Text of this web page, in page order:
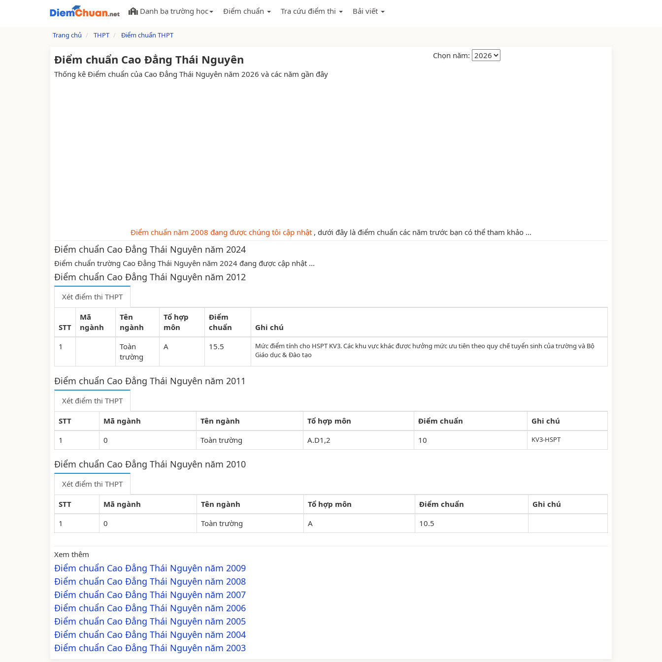
Danh bạ trường học Điểm chuẩn Tra cứu điểm thi Bải viết
Trang chủ THPT Điểm chuẩn THPT
Điểm chuẩn Cao Đẳng Thái Nguyên
Thống kê Điểm chuẩn của Cao Đẳng Thái Nguyên năm 2026 và các năm gần đây
Chọn năm:
Điểm chuẩn năm 2008 đang được chúng tôi cập nhật , dưới đây là điểm chuẩn các năm trước bạn có thể tham khảo ...
Điểm chuẩn Cao Đẳng Thái Nguyên năm 2024
Điểm chuẩn trường Cao Đẳng Thái Nguyên năm 2024 đang được cập nhật ...
Điểm chuẩn Cao Đẳng Thái Nguyên năm 2012
Xét điểm thi THPT
STT
Mã
ngành
Tên
ngành
Tổ hợp
môn
Điểm
chuẩn
Ghi chú
1
Toàn
trường
A 15.5
Mức điểm tính cho HSPT KV3. Các khu vực khác được hưởng mức ưu tiên theo quy chế tuyển sinh của trường và Bộ
Giáo dục & Đào tạo
Điểm chuẩn Cao Đẳng Thái Nguyên năm 2011
Xét điểm thi THPT
STT Mã ngành Tên ngành Tổ hợp môn Điểm chuẩn
Ghi chú
1
0 Toàn trường A.D1,2 10 KV3-HSPT
Điểm chuẩn Cao Đẳng Thái Nguyên năm 2010
Xét điểm thi THPT
STT Mã ngành Tên ngành Tổ hợp môn Điểm chuẩn
Ghi chú
1
0 Toàn trường A 10.5
Xem thêm
Điểm chuẩn Cao Đẳng Thái Nguyên năm 2009
Điểm chuẩn Cao Đẳng Thái Nguyên năm 2008
Điểm chuẩn Cao Đẳng Thái Nguyên năm 2007
Điểm chuẩn Cao Đẳng Thái Nguyên năm 2006
Điểm chuẩn Cao Đẳng Thái Nguyên năm 2005
Điểm chuẩn Cao Đẳng Thái Nguyên năm 2004
Điểm chuẩn Cao Đẳng Thái Nguyên năm 2003